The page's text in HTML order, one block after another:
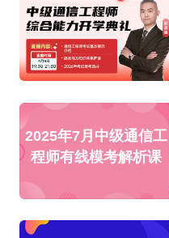
2025年7月中级通信工
程师有线模考解析课